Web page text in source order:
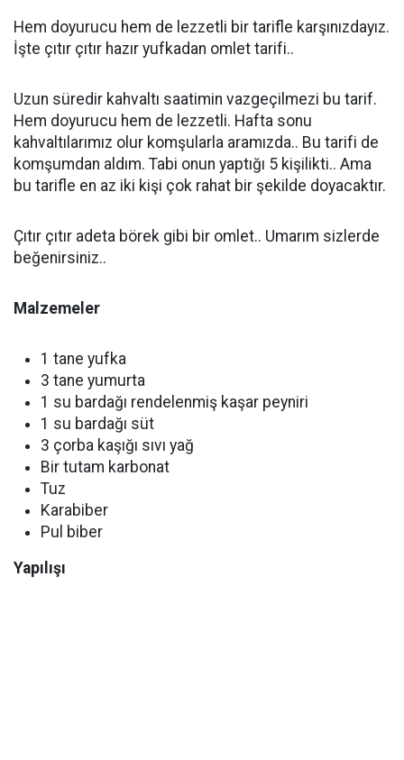
Hem doyurucu hem de lezzetli bir tarifle karşınızdayız.
İşte çıtır çıtır hazır yufkadan omlet tarifi..
Uzun süredir kahvaltı saatimin vazgeçilmezi bu tarif.
Hem doyurucu hem de lezzetli. Hafta sonu
kahvaltılarımız olur komşularla aramızda.. Bu tarifi de
komşumdan aldım. Tabi onun yaptığı 5 kişilikti.. Ama
bu tarifle en az iki kişi çok rahat bir şekilde doyacaktır.
Çıtır çıtır adeta börek gibi bir omlet.. Umarım sizlerde
beğenirsiniz..
Malzemeler
1 tane yufka
3 tane yumurta
1 su bardağı rendelenmiş kaşar peyniri
1 su bardağı süt
3 çorba kaşığı sıvı yağ
Bir tutam karbonat
Tuz
Karabiber
Pul biber
Yapılışı